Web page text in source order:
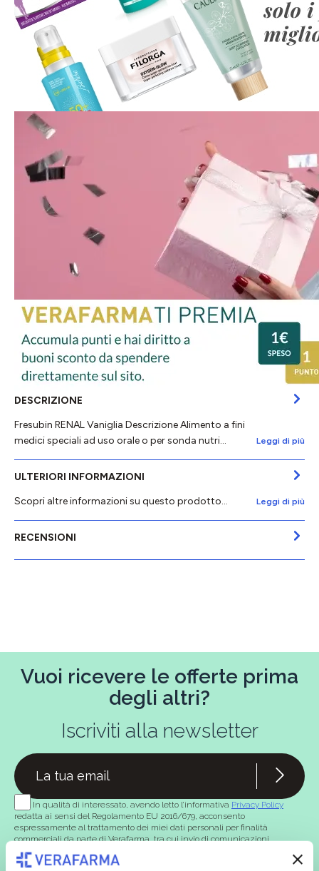
DESCRIZIONE
Fresubin RENAL Vaniglia Descrizione Alimento a fini
medici speciali ad uso orale o per sonda nutri…
Leggi di più
ULTERIORI INFORMAZIONI
Scopri altre informazioni su questo prodotto...
Leggi di più
RECENSIONI
Vuoi ricevere le offerte prima
degli altri?
Iscriviti alla newsletter
In qualità di interessato, avendo letto l’informativa Privacy Policy
redatta ai sensi del Regolamento EU 2016/679, acconsento
espressamente al trattamento dei miei dati personali per finalità
commerciali da parte di Verafarma, tra cui invio di comunicazioni
marketing (con modalità telematiche - quali ad es. newsletter ed e-mail
con inviti e comunicazioni commerciali - e modalità tradizionali, quali ad